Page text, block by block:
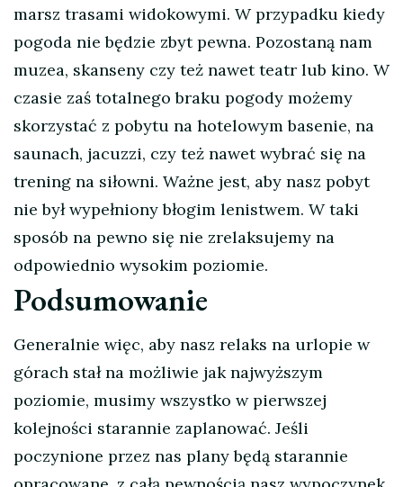
marsz trasami widokowymi. W przypadku kiedy
pogoda nie będzie zbyt pewna. Pozostaną nam
muzea, skanseny czy też nawet teatr lub kino. W
czasie zaś totalnego braku pogody możemy
skorzystać z pobytu na hotelowym basenie, na
saunach, jacuzzi, czy też nawet wybrać się na
trening na siłowni. Ważne jest, aby nasz pobyt
nie był wypełniony błogim lenistwem. W taki
sposób na pewno się nie zrelaksujemy na
odpowiednio wysokim poziomie.
Podsumowanie
Generalnie więc, aby nasz relaks na urlopie w
górach stał na możliwie jak najwyższym
poziomie, musimy wszystko w pierwszej
kolejności starannie zaplanować. Jeśli
poczynione przez nas plany będą starannie